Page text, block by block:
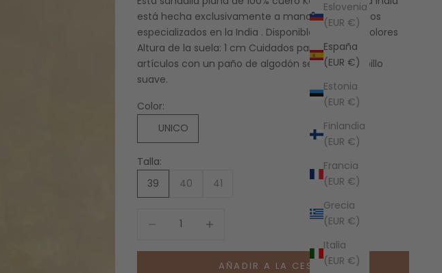
Eslovenia
(EUR €)
España
(EUR €)
Estonia
(EUR €)
Finlandia
(EUR €)
Francia
(EUR €)
Grecia
(EUR €)
Italia
(EUR €)
está hecha exclusivamente a mano por artesanos
especializados en la India . Disponible en varios colores
Altura de la suela: 1 cm Cuidados para limpiar los
artículos con un paño de algodón seco o un cepillo
suave.
Color:
UNICO
Talla:
39
40 41
Reducir cantidad
AÑADIR A LA CESTA